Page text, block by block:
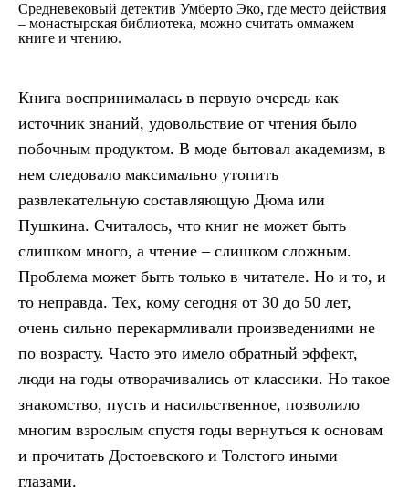
Средневековый детектив Умберто Эко, где место действия
– монастырская библиотека, можно считать оммажем
книге и чтению.
Книга воспринималась в первую очередь как
источник знаний, удовольствие от чтения было
побочным продуктом. В моде бытовал академизм, в
нем следовало максимально утопить
развлекательную составляющую Дюма или
Пушкина. Считалось, что книг не может быть
слишком много, а чтение – слишком сложным.
Проблема может быть только в читателе. Но и то, и
то неправда. Тех, кому сегодня от 30 до 50 лет,
очень сильно перекармливали произведениями не
по возрасту. Часто это имело обратный эффект,
люди на годы отворачивались от классики. Но такое
знакомство, пусть и насильственное, позволило
многим взрослым спустя годы вернуться к основам
и прочитать Достоевского и Толстого иными
глазами.